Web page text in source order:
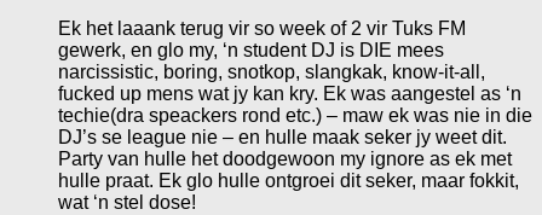
Ek het laaank terug vir so week of 2 vir Tuks FM
gewerk, en glo my, ‘n student DJ is DIE mees
narcissistic, boring, snotkop, slangkak, know-it-all,
fucked up mens wat jy kan kry. Ek was aangestel as ‘n
techie(dra speackers rond etc.) – maw ek was nie in die
DJ’s se league nie – en hulle maak seker jy weet dit.
Party van hulle het doodgewoon my ignore as ek met
hulle praat. Ek glo hulle ontgroei dit seker, maar fokkit,
wat ‘n stel dose!